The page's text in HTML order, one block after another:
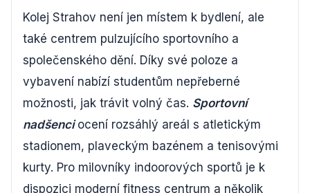
Kolej Strahov není jen místem k bydlení, ale
také centrem pulzujícího sportovního a
společenského dění. Díky své poloze a
vybavení nabízí studentům nepřeberné
možnosti, jak trávit volný čas. Sportovní
nadšenciocení rozsáhlý areál s atletickým
stadionem, plaveckým bazénem a tenisovými
kurty. Pro milovníky indoorových sportů je k
dispozici moderní fitness centrum a několik